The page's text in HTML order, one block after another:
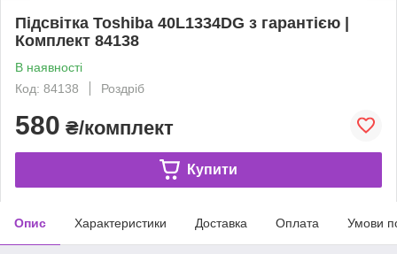
Підсвітка Toshiba 40L1334DG з гарантією |
Комплект 84138
В наявності
Код: 84138
Роздріб
580 ₴/комплект
Купити
Опис Характеристики Доставка Оплата Умови